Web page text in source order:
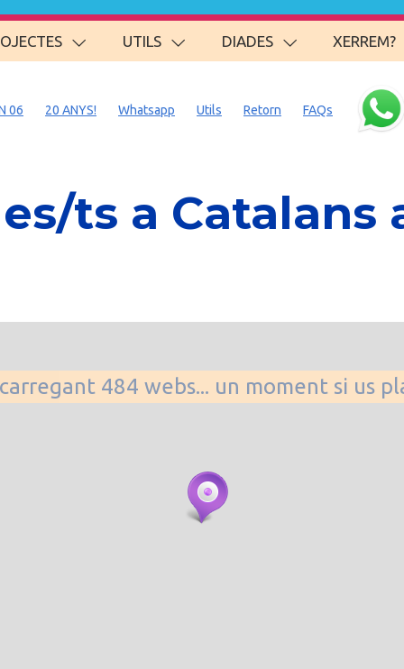
UTILS DIADES XERREM?
06 20 ANYS! Whatsapp Utils Retorn FAQs
ts a Catalans
484 webs... un moment si us